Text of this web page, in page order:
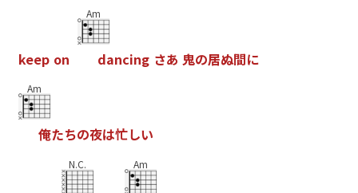
keep on
Am
dancing さあ 鬼の居ぬ間に
Am
俺たちの夜は忙しい
N.C. Am